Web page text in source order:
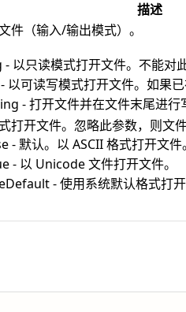
描述
件（输入/输出模式）。
以只读模式打开文件。不能对
可读写模式打开文件。如果
- 打开文件并在文件末尾进行
打开文件。忽略此参数，则文件
- 默认。以 ASCII 格式打开文件。
- 以 Unicode 文件打开文件。
- 使用系统默认格式打开